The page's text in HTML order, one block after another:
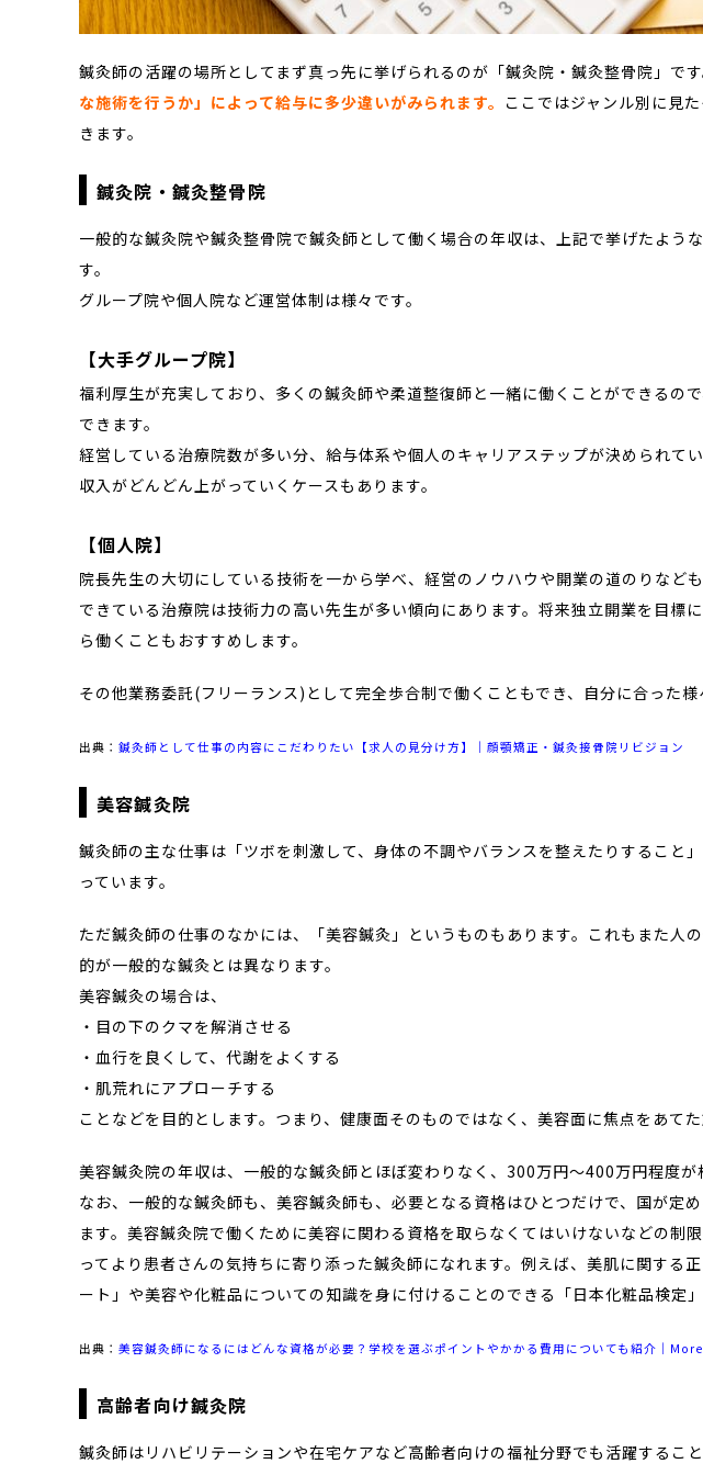
鍼灸師の活躍の場所としてまず真っ先に挙げられるのが「鍼灸院・鍼灸整骨院」で
な施術を行うか」によって給与に多少違いがみられます。 ここではジャンル別に見
きます。
鍼灸院・鍼灸整骨院
一般的な鍼灸院や鍼灸整骨院で鍼灸師として働く場合の年収は、上記で挙げたよう
す。
グループ院や個人院など運営体制は様々です。
【大手グループ院】
福利厚生が充実しており、多くの鍼灸師や柔道整復師と一緒に働くことができるの
できます。
経営している治療院数が多い分、給与体系や個人のキャリアステップが決められて
収入がどんどん上がっていくケースもあります。
【個人院】
院長先生の大切にしている技術を一から学べ、経営のノウハウや開業の道のりなど
できている治療院は技術力の高い先生が多い傾向にあります。将来独立開業を目標
ら働くこともおすすめします。
その他業務委託(フリーランス)として完全歩合制で働くこともでき、自分に合った様
出典： 鍼灸師として仕事の内容にこだわりたい【求人の見分け方】｜顔顎矯正・鍼灸接骨院リビジョン
美容鍼灸院
鍼灸師の主な仕事は「ツボを刺激して、身体の不調やバランスを整えたりすること
っています。
ただ鍼灸師の仕事のなかには、「美容鍼灸」というものもあります。これもまた人
的が一般的な鍼灸とは異なります。
美容鍼灸の場合は、
・目の下のクマを解消させる
・血行を良くして、代謝をよくする
・肌荒れにアプローチする
ことなどを目的とします。つまり、健康面そのものではなく、美容面に焦点をあてた
美容鍼灸院の年収は、一般的な鍼灸師とほぼ変わりなく、300万円～400万円程度が
なお、一般的な鍼灸師も、美容鍼灸師も、必要となる資格はひとつだけで、国が定
ます。美容鍼灸院で働くために美容に関わる資格を取らなくてはいけないなどの制
ってより患者さんの気持ちに寄り添った鍼灸師になれます。例えば、美肌に関する
ート」や美容や化粧品についての知識を身に付けることのできる「日本化粧品検定」
出典： 美容鍼灸師になるにはどんな資格が必要？学校を選ぶポイントやかかる費用についても紹介｜
高齢者向け鍼灸院
鍼灸師はリハビリテーションや在宅ケアなど高齢者向けの福祉分野でも活躍するこ